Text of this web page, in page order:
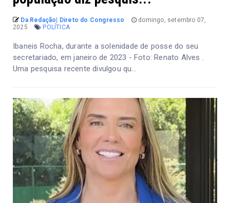
Da Redação| Direto do Congresso
domingo, setembro 07,
2025
POLÍTICA
Ibaneis Rocha, durante a solenidade de posse do seu
secretariado, em janeiro de 2023 - Foto: Renato Alves .
Uma pesquisa recente divulgou qu...